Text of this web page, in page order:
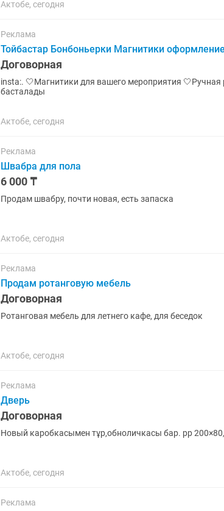
Актобе, сегодня
Реклама
Тойбастар Бонбоньерки Магнитики
Договорная
insta:. 🤍Магнитики для вашего мероприятия 🤍Ручная работа 🤍Тойбастар Бонбоньерки 200 тг
басталады
Актобе, сегодня
Реклама
Швабра для пола
6 000 ₸
Продам швабру, почти новая, есть запаска
Актобе, сегодня
Реклама
Продам ротанговую мебель
Договорная
Ротанговая мебель для летнего кафе, для беседок
Актобе, сегодня
Реклама
Дверь
Договорная
Новый каробкасымен тұр,обноличкасы бар. рр
Актобе, сегодня
Реклама